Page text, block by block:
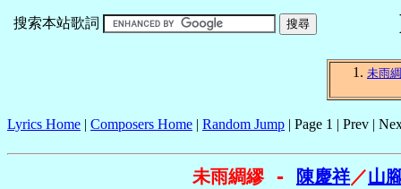
搜索本站歌詞
未雨
Lyrics Home | Composers Home | Random Jump | Page 1 | Prev |
未雨綢繆 - 陳慶祥／山